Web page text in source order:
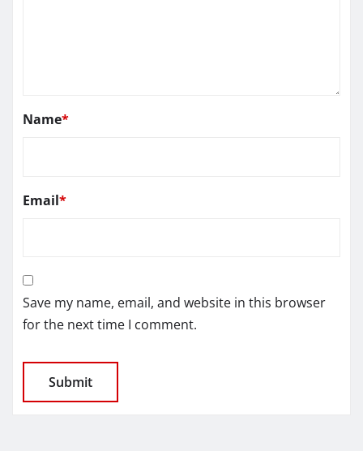
Name*
Email*
Save my name, email, and website in this browser
for the next time I comment.